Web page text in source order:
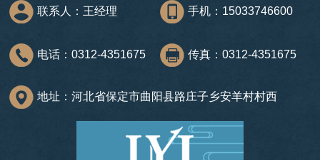
联系人：王经理 手机：15033746600
电话：0312-4351675 传真：0312-4351675
地址：河北省保定市曲阳县路庄子乡安羊村村西